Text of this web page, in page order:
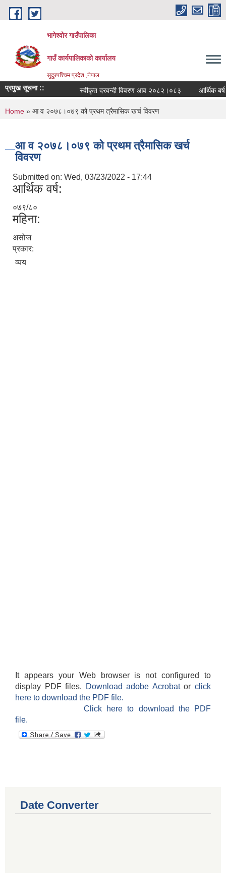
Skip to main content
भागेश्वोर गाउँपालिका
गाउँ कार्यपालिकाको कार्यालय
सुदुरपश्चिम प्रदेश ,नेपाल
प्रमुख सूचना :: स्वीकृत दरवन्दी विवरण आव २०८२।०८३ आर्थिक बर्ष
You are here
Home » आ व २०७८।०७९ को प्रथम त्रैमासिक खर्च विवरण
आ व २०७८।०७९ को प्रथम त्रैमासिक खर्च
विवरण
Submitted on: Wed, 03/23/2022 - 17:44
आर्थिक वर्ष:
०७९/८०
महिना:
असोज
प्रकार:
व्यय
It appears your Web browser is not configured to
display PDF files.
Download adobe Acrobatorclick
here to download the PDF file.
Click here to download the PDF
file.
Date Converter